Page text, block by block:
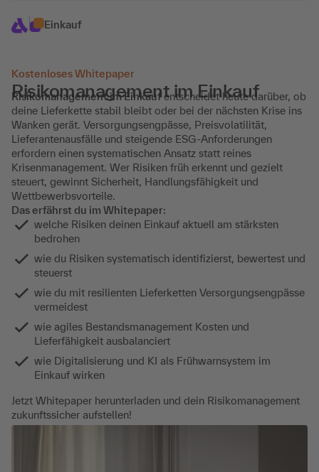
Einkauf
Kostenloses Whitepaper
Risikomanagement im Einkauf
Risikomanagement im Einkaufentscheidet heute darüber, ob
deine Lieferkette stabil bleibt oder bei der nächsten Krise ins
Wanken gerät. Versorgungsengpässe, Preisvolatilität,
Lieferantenausfälle und steigende ESG-Anforderungen
erfordern einen systematischen Ansatz statt reines
Krisenmanagement. Wer Risiken früh erkennt und gezielt
steuert, gewinnt Sicherheit, Handlungsfähigkeit und
Wettbewerbsvorteile.
Das erfährst du im Whitepaper:
welche Risiken deinen Einkauf aktuell am stärksten
bedrohen
wie du Risiken systematisch identifizierst, bewertest und
steuerst
wie du mit resilienten Lieferketten Versorgungsengpässe
vermeidest
wie agiles Bestandsmanagement Kosten und
Lieferfähigkeit ausbalanciert
wie Digitalisierung und KI als Frühwarnsystem im
Einkauf wirken
Jetzt Whitepaper herunterladen und dein Risikomanagement
zukunftssicher aufstellen!